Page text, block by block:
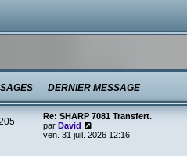
DERNIER MESSAGE
Re: SHARP 7081 Transfert.
par David
o
ven. 31 juil. 2026 12:16